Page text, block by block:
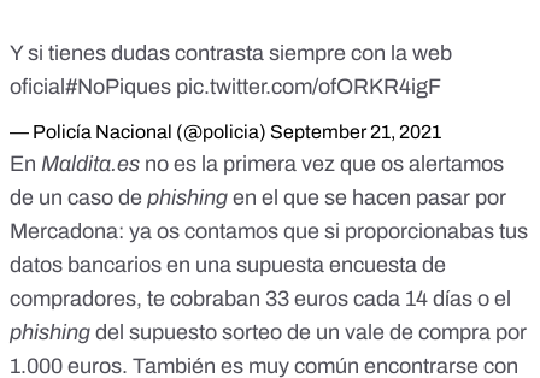
Y si tienes dudas contrasta siempre con la web
oficial #NoPiques pic.twitter.com/ofORKR4igF
— Policía Nacional (@policia) September 21, 2021
En Maldita.es no es la primera vez que os alertamos
de un caso de phishing en el que se hacen pasar por
Mercadona: ya os contamos que si proporcionabas tus
datos bancarios en una supuesta encuesta de
compradores, te cobraban 33 euros cada 14 días o el
phishing del supuesto sorteo de un vale de compra por
1.000 euros. También es muy común encontrarse con